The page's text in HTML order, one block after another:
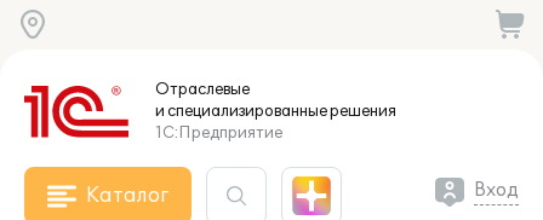
Отраслевые
и специализированныерешения
1С:Предприятие
Каталог Вход